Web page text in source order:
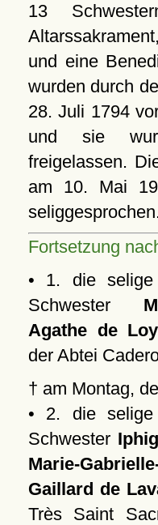
13
und eine
wurden durch
28. Juli 1794
und sie
freigelassen.
am 10. Mai
Fortsetzung
• 1. die selige
Schwester
Agathe de
der Abtei
† am Montag,
• 2. die selige
Schwester
Marie-
Gaillard de
Très Saint